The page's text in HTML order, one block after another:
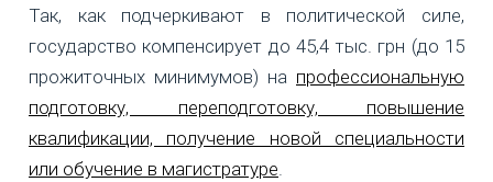
Так, как подчеркивают в политической силе,
государство компенсирует до 45,4 тыс. грн (до 15
прожиточных минимумов) на профессиональную
подготовку, переподготовку, повышение
квалификации, получение новой специальности
или обучение в магистратуре.